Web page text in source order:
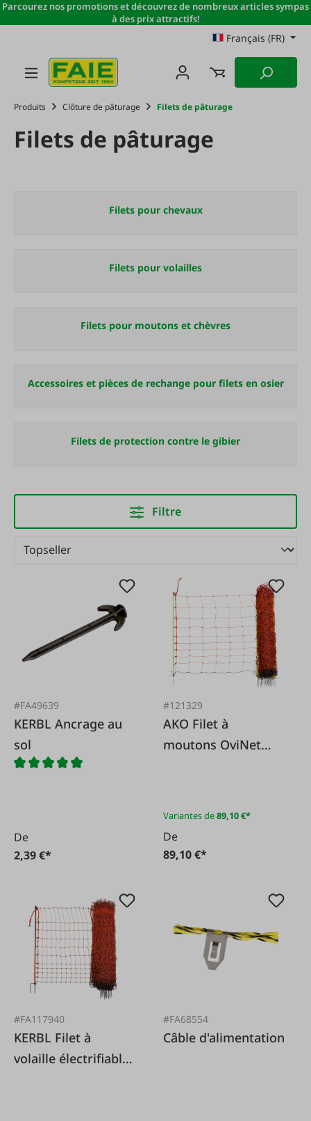
Passer au contenu principal
Parcourez nos promotions et découvrez de nombreux articles sympas
à des prix attractifs!
Français (FR)
Produits Clôture de pâturage Filets de pâturage
Filets de pâturage
Filets pour chevaux
Filets pour volailles
Filets pour moutons et chèvres
Accessoires et pièces de rechange pour filets en osier
Filets de protection contre le gibier
Filtre
#FA49639
KERBL Ancrage au
sol
De
2,39 €*
#121329
AKO Filet à
moutons OviNet
Variantes de89,10 €*
De
89,10 €*
#FA117940
KERBL Filet à
volaille électrifiable
#FA68554
Câble d'alimentation